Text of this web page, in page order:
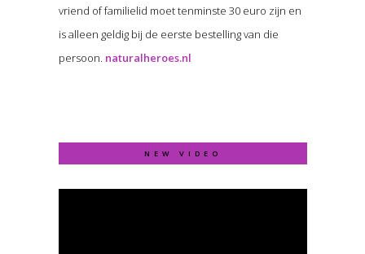
vriend of familielid moet tenminste 30 euro zijn en
is alleen geldig bij de eerste bestelling van die
persoon. naturalheroes.nl
NEW VIDEO
Video